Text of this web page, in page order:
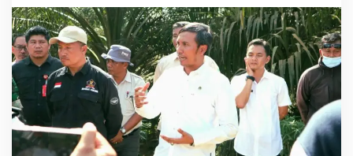
S
B
U
,
K
e
t
u
a
D